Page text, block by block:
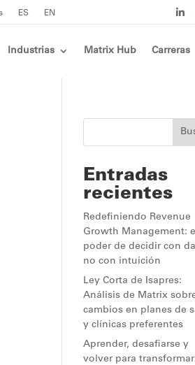
ES EN
Industrias Matrix Hub Carreras
Entradas
recientes
Redefiniendo Revenue
Growth Management:
poder de decidir con
no con intuición
Ley Corta de Isapres:
Análisis de Matrix
cambios en planes de
y clínicas preferentes
Aprender, desafiarse y
volver para